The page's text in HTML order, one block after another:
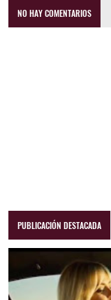
NO HAY COMENTARIOS
PUBLICACIÓN DESTACADA